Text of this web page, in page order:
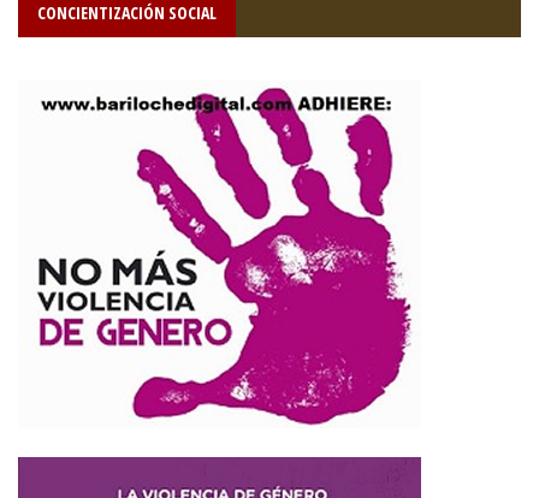
CONCIENTIZACIÓN SOCIAL